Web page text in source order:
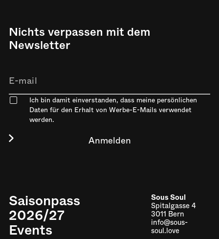
Nichts verpassen mit dem
Newsletter
Ich bin damit einverstanden, dass meine persönlichen
Daten für den Erhalt von Werbe-E-Mails verwendet
werden.
Saisonpass
2026/27
Events
Sous Soul
Spitalgasse 4
3011 Bern
info@sous-
soul.love